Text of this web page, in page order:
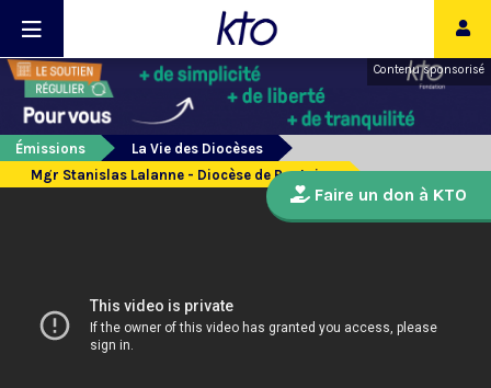
Contenu sponsorisé
Émissions
La Vie des Diocèses
Mgr Stanislas Lalanne - Diocèse de Pontoise
Faire un don à KTO